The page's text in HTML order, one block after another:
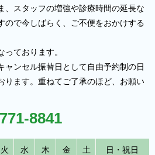
、スタッフの増強や診療時間の延長な
ので今しばらく、ご不便をおかけする
っております。
ャンセル振替日として自由予約制の日
ります。重ねてご了承のほど、お願い
8841
火 水 木 金 土 日・祝日